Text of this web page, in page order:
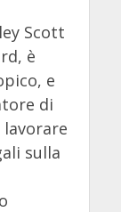
Scott
è
e
di
sulla